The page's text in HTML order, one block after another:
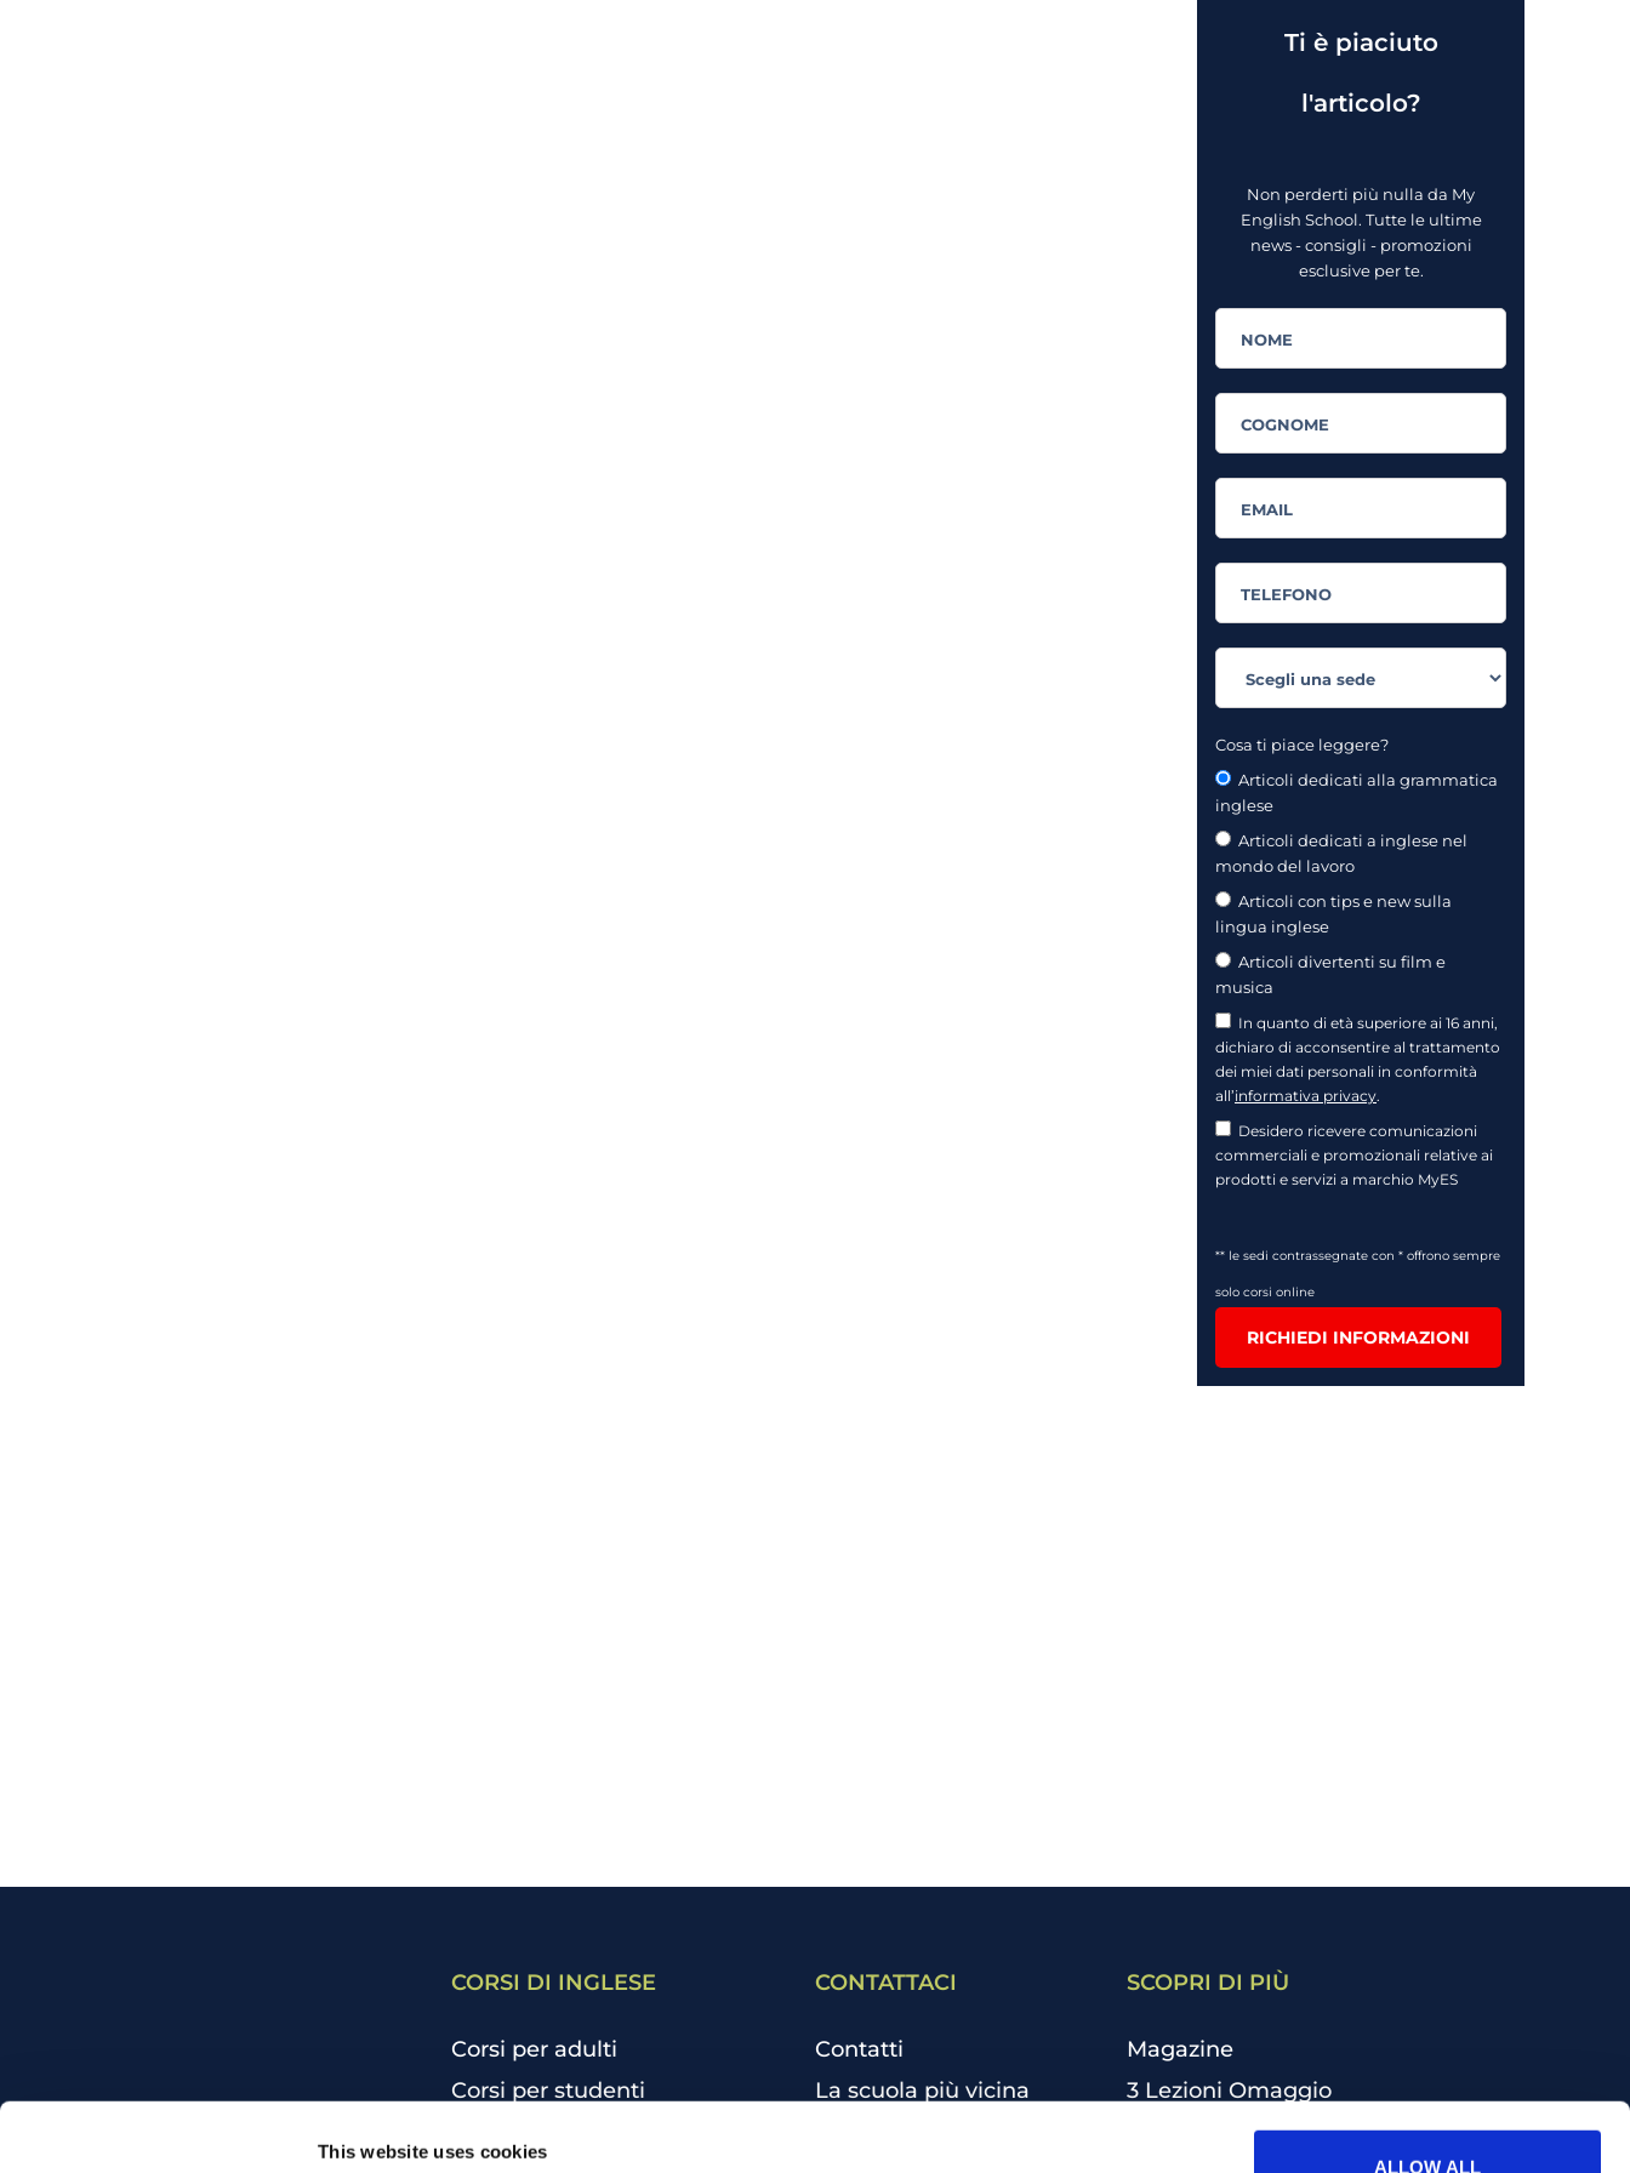
This website uses cookies
ALLOW ALL
Ti è piaciuto
l'articolo?
Non perderti più nulla da My
English School. Tutte le ultime
news - consigli - promozioni
esclusive per te.
Cosa ti piace leggere?
Articoli dedicati alla grammatica
inglese
Articoli dedicati a inglese nel
mondo del lavoro
Articoli con tips e new sulla
lingua inglese
Articoli divertenti su film e
musica
In quanto di età superiore ai 16 anni,
dichiaro di acconsentire al trattamento
dei miei dati personali in conformità
all’informativa privacy.
Desidero ricevere comunicazioni
commerciali e promozionali relative ai
prodotti e servizi a marchio MyES
** le sedi contrassegnate con * offrono sempre
solo corsi online
RICHIEDI INFORMAZIONI
CORSI DI INGLESE
Corsi per adulti
Corsi per studenti
CONTATTACI
Contatti
La scuola più vicina
SCOPRI DI PIÙ
Magazine
3 Lezioni Omaggio